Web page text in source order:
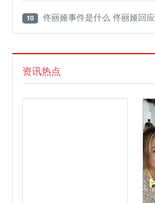
10 佟丽娅事件是什么 佟丽娅回应
资讯热点